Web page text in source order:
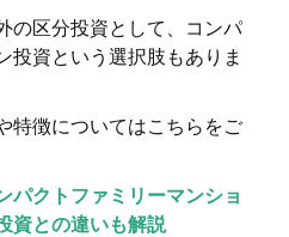
の区分投資として、コンパ
投資という選択肢もありま
特徴についてはこちらをご
パクトファミリーマンショ
資との違いも解説